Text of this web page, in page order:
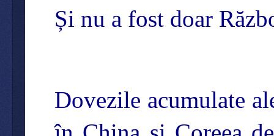
Și nu a fost doar
Dovezile acumulate